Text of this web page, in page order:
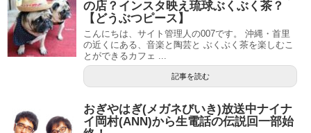
の店？インスタ映え琉球ぶくぶく茶？
【どうぶつピース】
こんにちは、サイト管理人の007です。 沖縄・首里
の近くにある、音楽と陶芸と ぶくぶく茶を楽しむこ
とができるカフェ ...
記事を読む
おぎやはぎ(メガネびいき)放送中ナイナ
イ岡村(ANN)から生電話の伝説回一部始